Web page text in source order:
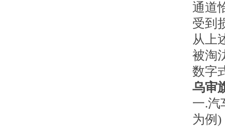
通道
受到
从上
被淘
数字
乌审
一.汽
为例)